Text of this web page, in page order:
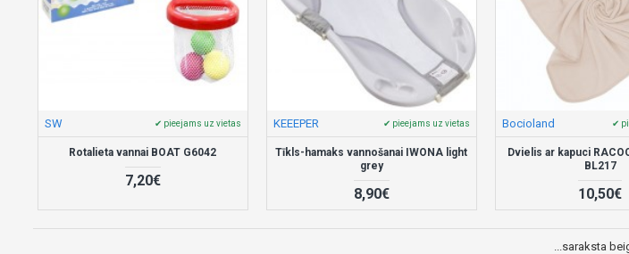
SW ✔ pieejams uz vietas
Rotalieta vannai BOAT G6042
7,20€
KEEEPER ✔ pieejams uz vietas
Tīkls-hamaks vannošanai IWONA light
grey
8,90€
Bocioland ✔
Dvielis ar kapuci
BL217
10,50€
...saraksta